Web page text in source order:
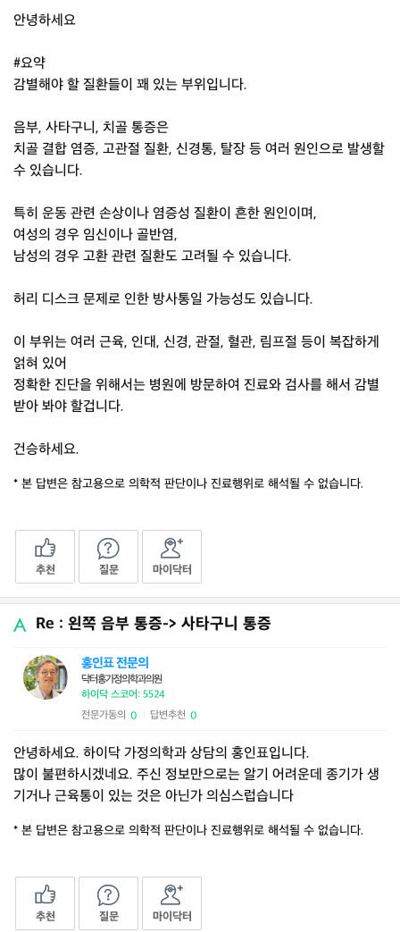
안녕하세요
#요약
감별해야 할 질환들이 꽤 있는 부위입니다.
음부, 사타구니, 치골 통증은
치골 결합 염증, 고관절 질환, 신경통, 탈장 등 여러 원인으로 발생할
수 있습니다.
특히 운동 관련 손상이나 염증성 질환이 흔한 원인이며,
여성의 경우 임신이나 골반염,
남성의 경우 고환 관련 질환도 고려될 수 있습니다.
허리 디스크 문제로 인한 방사통일 가능성도 있습니다.
이 부위는 여러 근육, 인대, 신경, 관절, 혈관, 림프절 등이 복잡하게
얽혀 있어
정확한 진단을 위해서는 병원에 방문하여 진료와 검사를 해서 감별
받아 봐야 할겁니다.
건승하세요.
* 본 답변은 참고용으로 의학적 판단이나 진료행위로 해석될 수 없습니다.
추천 질문 마이닥터
Re : 왼쪽 음부 통증-> 사타구니 통증
홍인표 전문의
닥터홍가정의학과의원
하이닥 스코어: 5524
전문가동의 0 답변추천 0
안녕하세요. 하이닥 가정의학과 상담의 홍인표입니다.
많이 불편하시겠네요. 주신 정보만으로는 알기 어려운데 종기가 생
기거나 근육통이 있는 것은 아닌가 의심스럽습니다
* 본 답변은 참고용으로 의학적 판단이나 진료행위로 해석될 수 없습니다.
추천 질문 마이닥터